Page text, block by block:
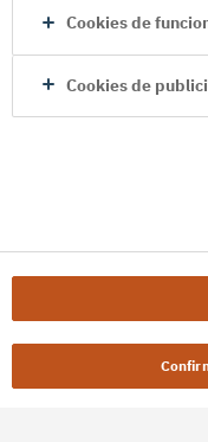
Cookies de
Cookies de